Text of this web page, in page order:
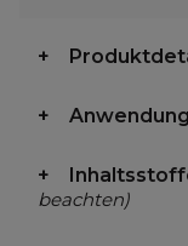
Anwendung
beachten)